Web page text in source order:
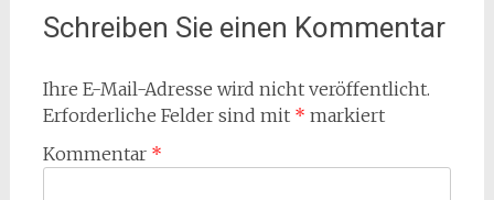
Schreiben Sie einen Kommentar
Ihre E-Mail-Adresse wird nicht veröffentlicht.
Erforderliche Felder sind mit * markiert
Kommentar *